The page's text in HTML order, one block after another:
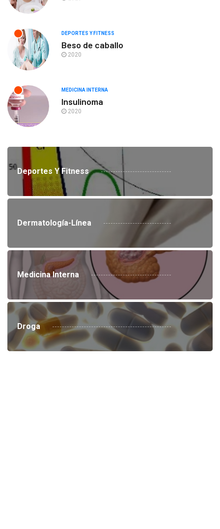
DEPORTES Y FITNESS
Beso de caballo
2020
MEDICINA INTERNA
Insulinoma
2020
Deportes Y Fitness
Dermatología-Línea
Medicina Interna
Droga